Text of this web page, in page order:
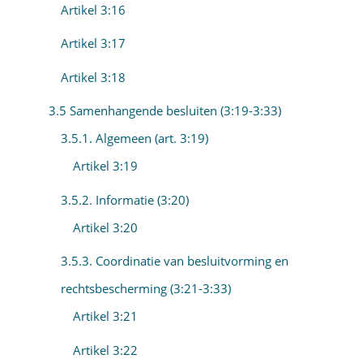
Artikel 3:16
Artikel 3:17
Artikel 3:18
3.5 Samenhangende besluiten (3:19-3:33)
3.5.1. Algemeen (art. 3:19)
Artikel 3:19
3.5.2. Informatie (3:20)
Artikel 3:20
3.5.3. Coordinatie van besluitvorming en
rechtsbescherming (3:21-3:33)
Artikel 3:21
Artikel 3:22